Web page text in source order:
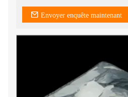
Envoyer enquête maintenant